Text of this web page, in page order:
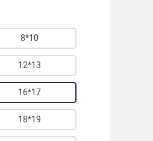
8*10
12*13
16*17
18*19